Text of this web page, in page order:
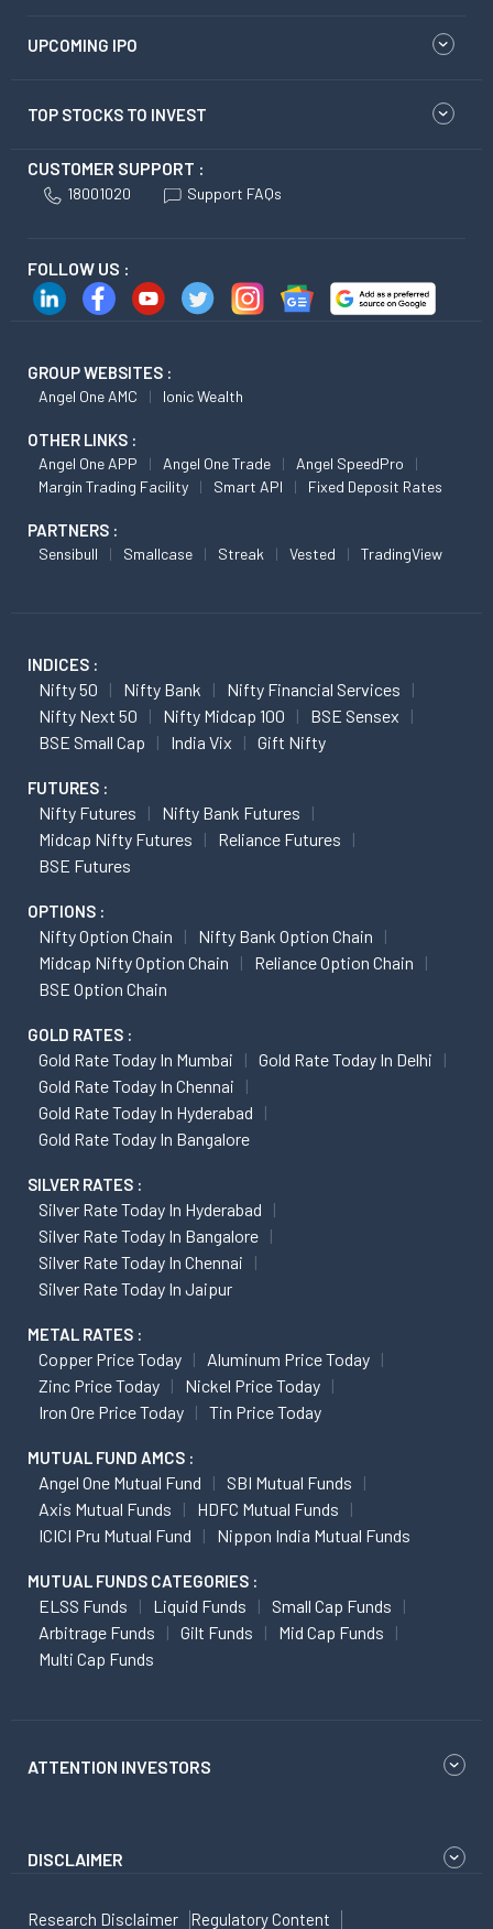
UPCOMING IPO
TOP STOCKS TO INVEST
CUSTOMER SUPPORT :
18001020 Support FAQs
FOLLOW US :
GROUP WEBSITES :
Angel One AMC Ionic Wealth
OTHER LINKS :
Angel One APP Angel One Trade
Angel SpeedPro
Margin Trading Facility
Smart API Fixed Deposit Rates
PARTNERS :
Sensibull Smallcase Streak Vested TradingView
INDICES :
Nifty 50 Nifty Bank
Nifty Financial Services
Nifty Next 50
Nifty Midcap 100
BSE Sensex
BSE Small Cap
India Vix Gift Nifty
FUTURES :
Nifty Futures
Nifty Bank Futures
Midcap Nifty Futures
Reliance Futures
BSE Futures
OPTIONS :
Nifty Option Chain
Nifty Bank Option Chain
Midcap Nifty Option Chain
Reliance Option Chain
BSE Option Chain
GOLD RATES :
Gold Rate Today In Mumbai
Gold Rate Today In Delhi
Gold Rate Today In Chennai
Gold Rate Today In Hyderabad
Gold Rate Today In Bangalore
SILVER RATES :
Silver Rate Today In Hyderabad
Silver Rate Today In Bangalore
Silver Rate Today In Chennai
Silver Rate Today In Jaipur
METAL RATES :
Copper Price Today
Aluminum Price Today
Zinc Price Today
Nickel Price Today
Iron Ore Price Today
Tin Price Today
MUTUAL FUND AMCS :
Angel One Mutual Fund
SBI Mutual Funds
Axis Mutual Funds
HDFC Mutual Funds
ICICI Pru Mutual Fund
Nippon India Mutual Funds
MUTUAL FUNDS CATEGORIES :
ELSS Funds Liquid Funds
Small Cap Funds
Arbitrage Funds
Gilt Funds
Mid Cap Funds
Multi Cap Funds
ATTENTION INVESTORS
DISCLAIMER
Research Disclaimer Regulatory Content